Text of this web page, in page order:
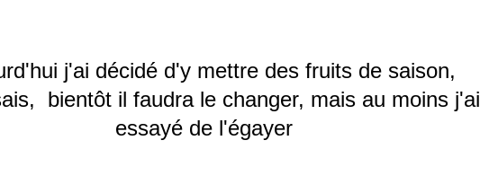
j'ai décidé d'y mettre des fruits de saison,
bientôt il faudra le changer, mais au moins j'ai
essayé de l'égayer